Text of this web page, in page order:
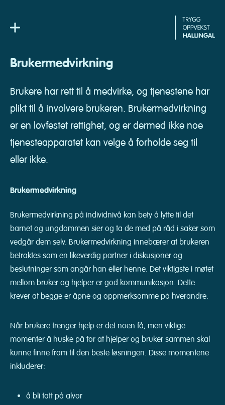
content
Brukermedvirkning
Brukere har rett til å medvirke, og tjenestene har
plikt til å involvere brukeren. Brukermedvirkning
er en lovfestet rettighet, og er dermed ikke noe
tjenesteapparatet kan velge å forholde seg til
eller ikke.
Brukermedvirkning
Brukermedvirkning på individnivå kan bety å lytte til det
barnet og ungdommen sier og ta de med på råd i saker som
vedgår dem selv. Brukermedvirkning innebærer at brukeren
betraktes som en likeverdig partner i diskusjoner og
beslutninger som angår han eller henne. Det viktigste i møtet
mellom bruker og hjelper er god kommunikasjon. Dette
krever at begge er åpne og oppmerksomme på hverandre.
Når brukere trenger hjelp er det noen få, men viktige
momenter å huske på for at hjelper og bruker sammen skal
kunne finne fram til den beste løsningen. Disse momentene
inkluderer:
å bli tatt på alvor